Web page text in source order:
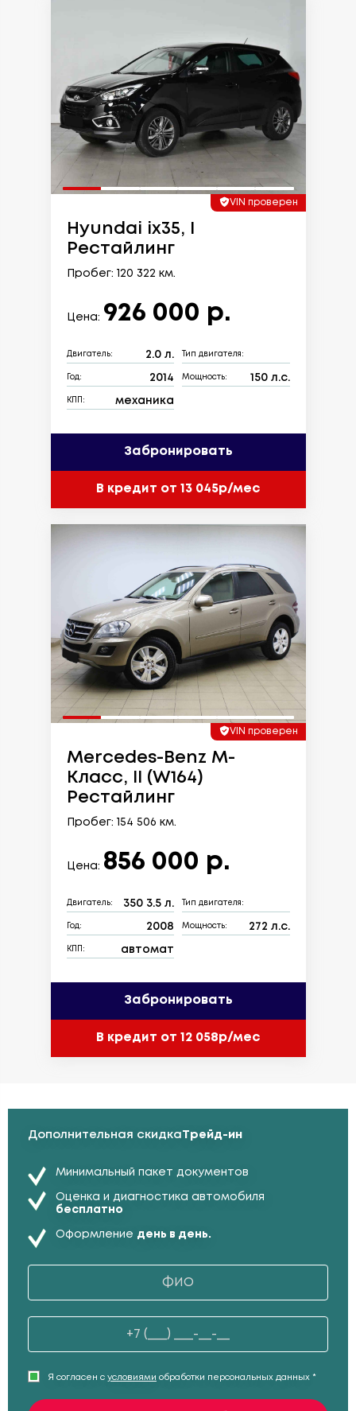
VIN проверен
Hyundai ix35, I
Рестайлинг
Пробег: 120 322 км.
Цена: 926 000 р.
Двигатель: 2.0 л. Тип двигателя:
Год: 2014 Мощность: 150 л.с.
КПП: механика
Забронировать
В кредит от 13 045р/мес
VIN проверен
Mercedes-Benz M-
Класс, II (W164)
Рестайлинг
Пробег: 154 506 км.
Цена: 856 000 р.
Двигатель: 350 3.5 л. Тип двигателя:
Год: 2008 Мощность: 272 л.с.
КПП: автомат
Забронировать
В кредит от 12 058р/мес
Дополнительная скидкаТрейд-ин
Минимальный пакет документов
Оценка и диагностика автомобиля
бесплатно
Оформление день в день.
Я согласен с условиями обработки персональных данных *